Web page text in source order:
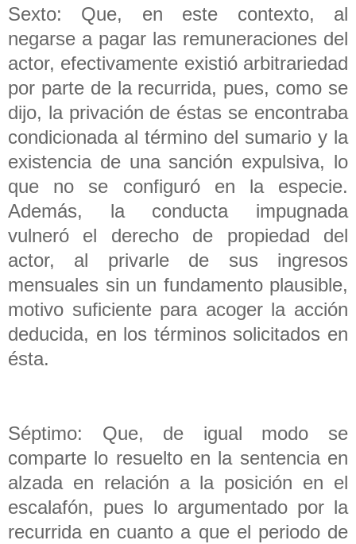
Sexto: Que, en este contexto, al
negarse a pagar las remuneraciones del
actor, efectivamente existió arbitrariedad
por parte de la recurrida, pues, como se
dijo, la privación de éstas se encontraba
condicionada al término del sumario y la
existencia de una sanción expulsiva, lo
que no se configuró en la especie.
Además, la conducta impugnada
vulneró el derecho de propiedad del
actor, al privarle de sus ingresos
mensuales sin un fundamento plausible,
motivo suficiente para acoger la acción
deducida, en los términos solicitados en
ésta.
Séptimo: Que, de igual modo se
comparte lo resuelto en la sentencia en
alzada en relación a la posición en el
escalafón, pues lo argumentado por la
recurrida en cuanto a que el periodo de